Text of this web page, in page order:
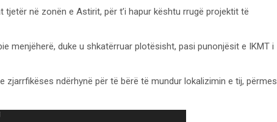
në zonën e Astirit, për t’i hapur kështu rrugë projektit të
menjëherë, duke u shkatërruar plotësisht, pasi punonjësit e IKMT i
ndërhynë për të bërë të mundur lokalizimin e tij, përmes